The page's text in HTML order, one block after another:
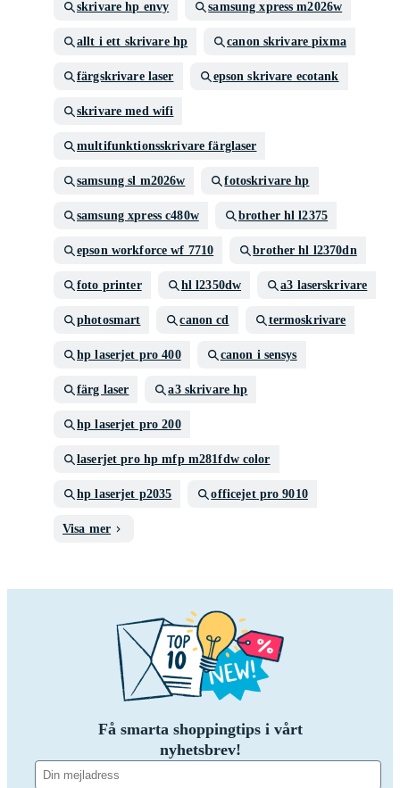
skrivare hp envy samsung xpress m2026w
allt i ett skrivare hp canon skrivare pixma
färgskrivare laser epson skrivare ecotank
skrivare med wifi
multifunktionsskrivare färglaser
samsung sl m2026w fotoskrivare hp
samsung xpress c480w brother hl l2375
epson workforce wf 7710 brother hl l2370dn
foto printer hl l2350dw a3 laserskrivare
photosmart canon cd termoskrivare
hp laserjet pro 400 canon i sensys
färg laser a3 skrivare hp
hp laserjet pro 200
laserjet pro hp mfp m281fdw color
hp laserjet p2035 officejet pro 9010
Visa mer
Få smarta shoppingtips i vårt
nyhetsbrev!